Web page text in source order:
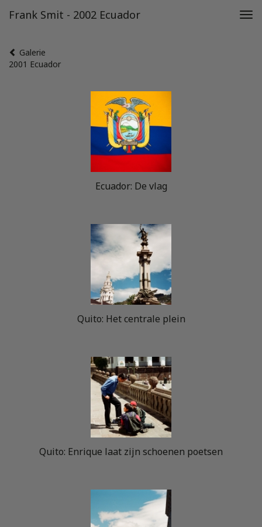
Frank Smit - 2002 Ecuador
Galerie
2001 Ecuador
Ecuador: De vlag
Quito: Het centrale plein
Quito: Enrique laat zijn schoenen poetsen